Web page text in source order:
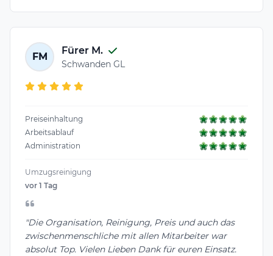
FM
Fürer M.
Schwanden GL
Preiseinhaltung
Arbeitsablauf
Administration
Umzugsreinigung
vor 1 Tag
"Die Organisation, Reinigung, Preis und auch das
zwischenmenschliche mit allen Mitarbeiter war
absolut Top. Vielen Lieben Dank für euren Einsatz.